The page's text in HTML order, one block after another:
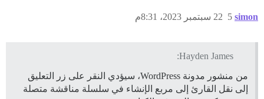
simon 22 سبتمبر 2023، 8:31م 5
Hayden James:
من منشور مدونة WordPress، سيؤدي النقر على زر التعليق
إلى نقل القارئ إلى مربع الإنشاء في سلسلة مناقشة متصلة